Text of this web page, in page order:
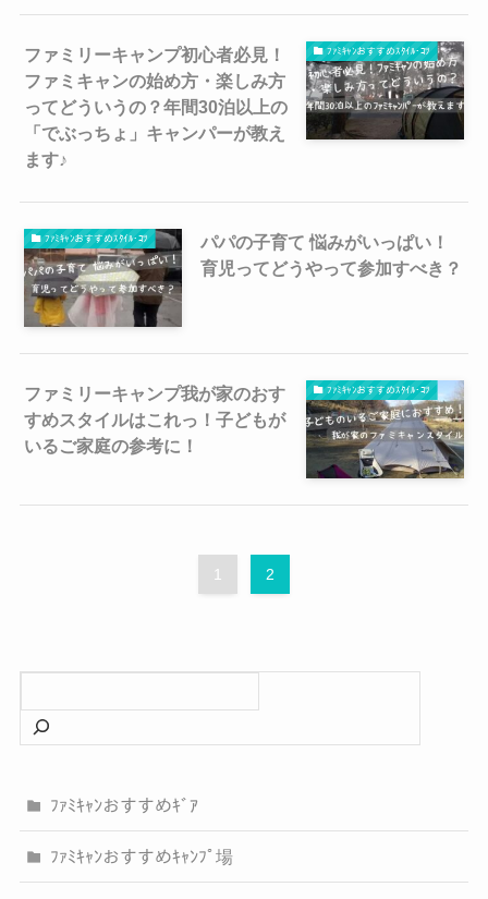
ﾌｧﾐｷｬﾝおすすめｽﾀｲﾙ･ｺﾂ
ファミリーキャンプ初心者必見！
ファミキャンの始め方・楽しみ方
ってどういうの？年間30泊以上の
「でぶっちょ」キャンパーが教え
ます♪
ﾌｧﾐｷｬﾝおすすめｽﾀｲﾙ･ｺﾂ
パパの子育て 悩みがいっぱい！
育児ってどうやって参加すべき？
ﾌｧﾐｷｬﾝおすすめｽﾀｲﾙ･ｺﾂ
ファミリーキャンプ我が家のおす
すめスタイルはこれっ！子どもが
いるご家庭の参考に！
1 2
ﾌｧﾐｷｬﾝおすすめｷﾞｱ
ﾌｧﾐｷｬﾝおすすめｷｬﾝﾌﾟ場